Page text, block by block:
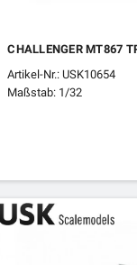
CHALLENGER MT867
Artikel-Nr.: USK10654
Maßstab: 1/32